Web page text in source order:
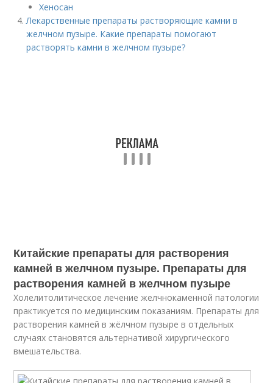
Хеносан
Лекарственные препараты растворяющие камни в
желчном пузыре. Какие препараты помогают
растворять камни в желчном пузыре?
Китайские препараты для растворения
камней в желчном пузыре. Препараты для
растворения камней в желчном пузыре
Холелитолитическое лечение желчнокаменной патологии
практикуется по медицинским показаниям. Препараты для
растворения камней в жёлчном пузыре в отдельных
случаях становятся альтернативой хирургического
вмешательства.